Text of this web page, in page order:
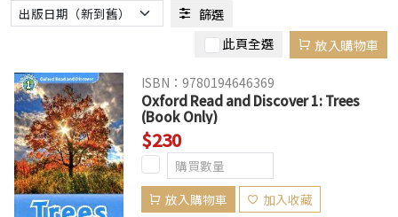
篩選
此頁全選
放入購物車
ISBN：9780194646369
Oxford Read and Discover 1: Trees
(Book Only)
$230
放入購物車 加入收藏